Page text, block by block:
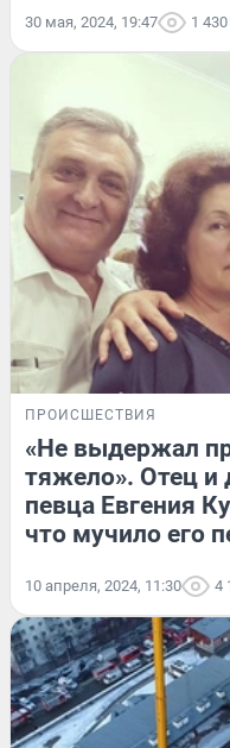
30 мая, 2024, 19:47 1 430
ПРОИСШЕСТВИЯ
«Не выдержал
тяжело». Отец и
певца Евгения
что мучило его
10 апреля, 2024, 11:30 4